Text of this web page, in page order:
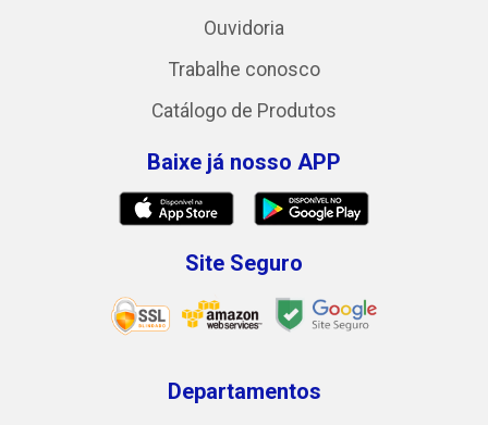
Ouvidoria
Trabalhe conosco
Catálogo de Produtos
Baixe já nosso APP
Site Seguro
Departamentos